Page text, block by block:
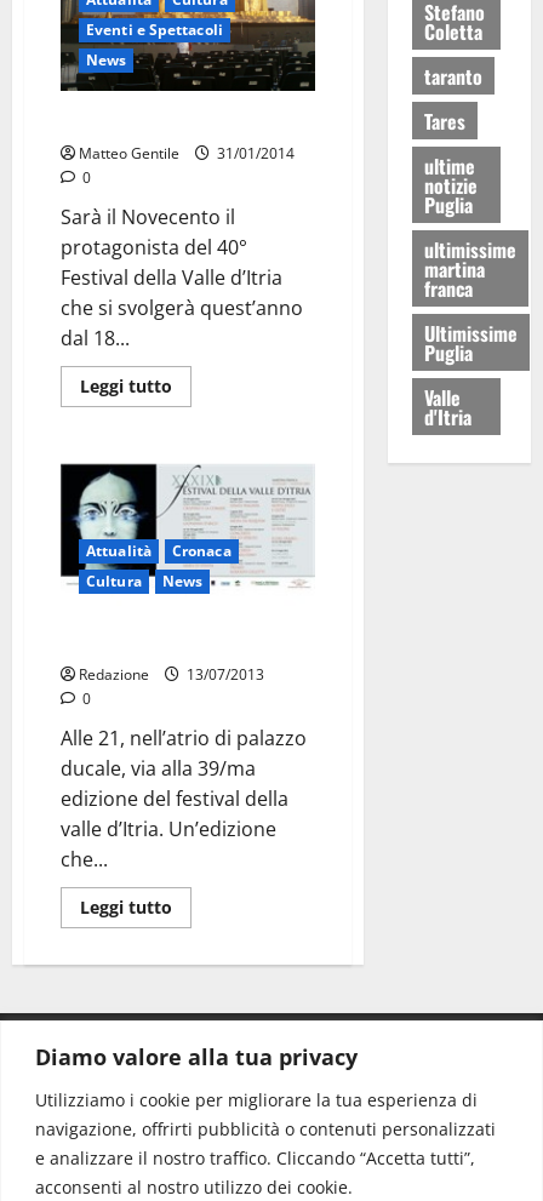
Diamo valore alla tua privacy
Utilizziamo i cookie per migliorare la tua esperienza di
navigazione, offrirti pubblicità o contenuti personalizzati
e analizzare il nostro traffico. Cliccando “Accetta tutti”,
acconsenti al nostro utilizzo dei cookie.
Eventi e Spettacoli
News
Matteo Gentile
31/01/2014
0
Sarà il Novecento il
protagonista del 40°
Festival della Valle d’Itria
che si svolgerà quest’anno
dal 18...
Leggi tutto
Attualità
Cronaca
Cultura
News
Redazione
13/07/2013
0
Alle 21, nell’atrio di palazzo
ducale, via alla 39/ma
edizione del festival della
valle d’Itria. Un’edizione
che...
Leggi tutto
Stefano
Coletta
taranto
Tares
ultime
notizie
Puglia
ultimissime
martina
franca
Ultimissime
Puglia
Valle
d'Itria
CONTATTI.
Redazione: redazione@www.martinasera.it
Direttore:direttore@www.martinasera.it